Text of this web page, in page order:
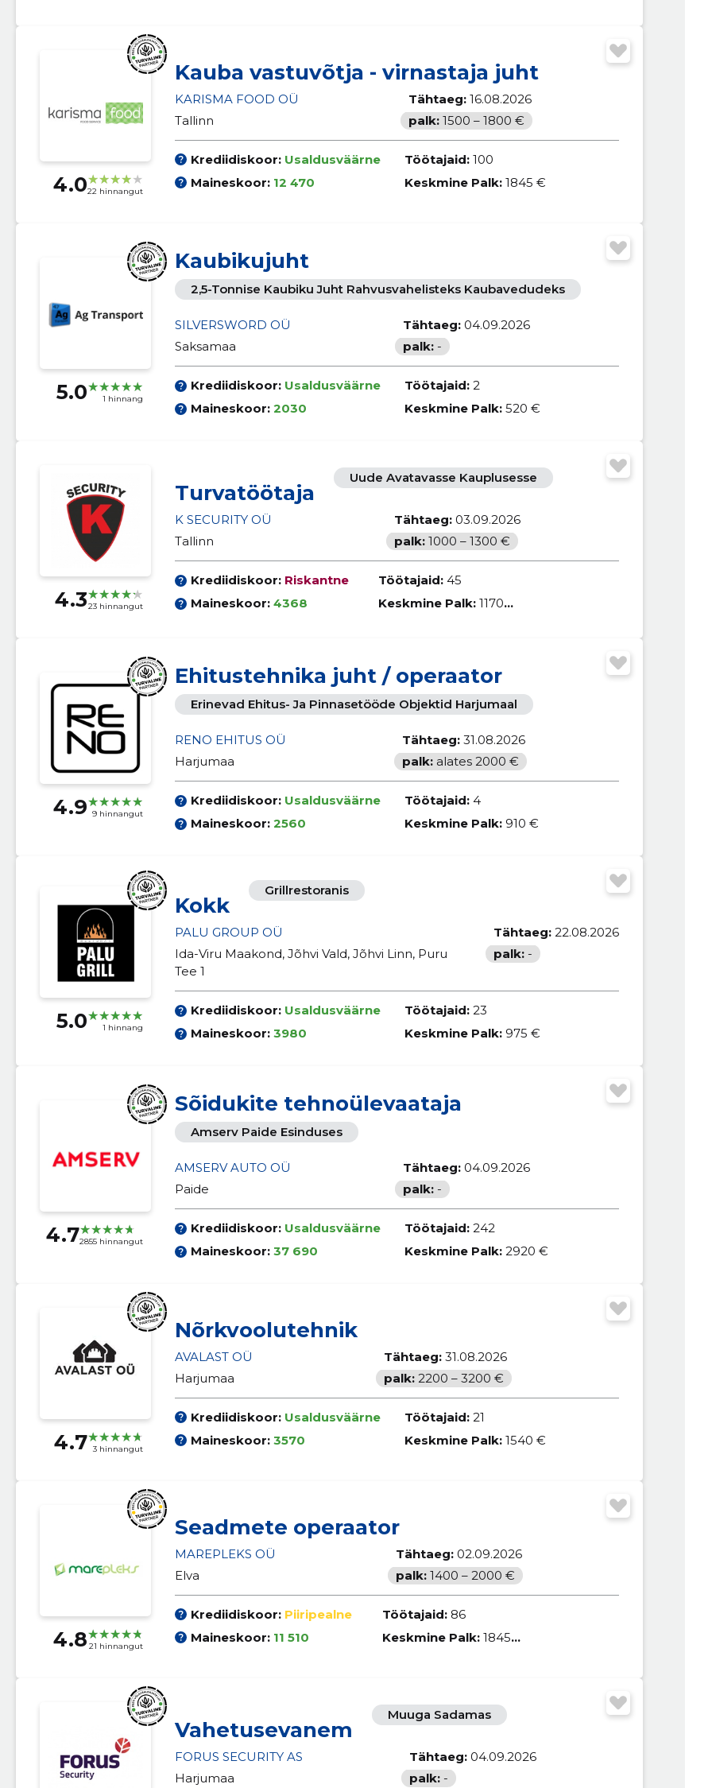
4.022 hinnangut
Kauba vastuvõtja - virnastaja juht
KARISMA FOOD OÜ
Tallinn
Tähtaeg:16.08.2026
palk:1500 – 1800 €
Krediidiskoor: Usaldusväärne
Maineskoor: 12 470
Töötajaid: 100
Keskmine Palk: 1845 €
5.0 1 hinnang
Kaubikujuht
2,5-Tonnise Kaubiku Juht Rahvusvahelisteks Kaubavedudeks
SILVERSWORD OÜ
Saksamaa
Tähtaeg:04.09.2026
palk: -
Krediidiskoor: Usaldusväärne
Maineskoor: 2030
Töötajaid: 2
Keskmine Palk: 520 €
4.323 hinnangut
Turvatöötaja
Uude Avatavasse Kauplusesse
K SECURITY OÜ
Tallinn
Tähtaeg: 03.09.2026
palk: 1000 – 1300 €
Krediidiskoor: Riskantne
Maineskoor: 4368
Töötajaid:45
Keskmine Palk:1170 €
4.9 9 hinnangut
Ehitustehnika juht / operaator
Erinevad Ehitus- Ja Pinnasetööde Objektid Harjumaal
RENO EHITUS OÜ
Harjumaa
Tähtaeg: 31.08.2026
palk: alates 2000 €
Krediidiskoor: Usaldusväärne
Maineskoor: 2560
Töötajaid: 4
Keskmine Palk: 910 €
5.0 1 hinnang
Kokk
Grillrestoranis
PALU GROUP OÜ
Ida-Viru Maakond, Jõhvi Vald, Jõhvi Linn, Puru
Tee 1
Tähtaeg: 22.08.2026
palk: -
Krediidiskoor: Usaldusväärne
Maineskoor: 3980
Töötajaid: 23
Keskmine Palk: 975 €
4.72855 hinnangut
Sõidukite tehnoülevaataja
Amserv Paide Esinduses
AMSERV AUTO OÜ
Paide
Tähtaeg:04.09.2026
palk: -
Krediidiskoor: Usaldusväärne
Maineskoor: 37 690
Töötajaid: 242
Keskmine Palk: 2920 €
4.7 3 hinnangut
Nõrkvoolutehnik
AVALAST OÜ
Harjumaa
Tähtaeg: 31.08.2026
palk: 2200 – 3200 €
Krediidiskoor: Usaldusväärne
Maineskoor: 3570
Töötajaid: 21
Keskmine Palk: 1540 €
4.8 21 hinnangut
Seadmete operaator
MAREPLEKS OÜ
Elva
Tähtaeg: 02.09.2026
palk: 1400 – 2000 €
Krediidiskoor: Piiripealne
Maineskoor: 11 510
Töötajaid: 86
Keskmine Palk:1845 €
Vahetusevanem
Muuga Sadamas
FORUS SECURITY AS
Harjumaa
Tähtaeg: 04.09.2026
palk: -